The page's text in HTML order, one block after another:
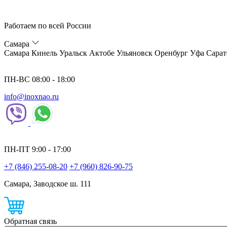
Работаем по всей России
Самара
Самара Кинель Уральск Актобе Ульяновск Оренбург Уфа
ПН-ВС 08:00 - 18:00
info@inoxnao.ru
ПН-ПТ 9:00 - 17:00
+7 (846) 255-08-20 +7 (960) 826-90-75
Самара, Заводское ш. 111
Обратная связь